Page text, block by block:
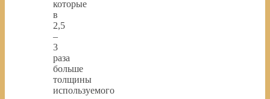
которые
в
2,5
–
3
раза
больше
толщины
используемого